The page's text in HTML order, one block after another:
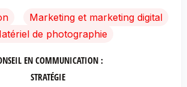
Marketing et marketing digital
de photographie
EN COMMUNICATION :
STRATÉGIE